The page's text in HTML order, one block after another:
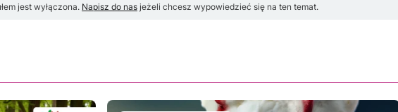
jest wyłączona. Napisz do nas jeżeli chcesz wypowiedzieć się na ten temat.